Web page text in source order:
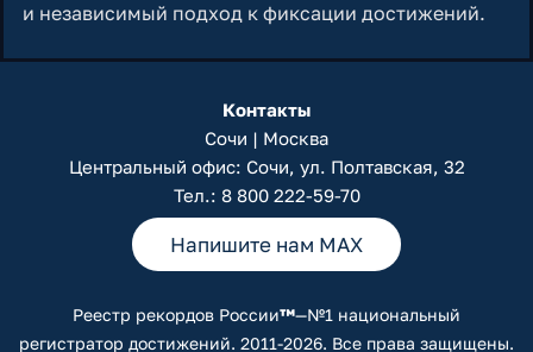
и независимый подход к фиксации достижений.
Контакты
Сочи | Москва
Центральный офис: Сочи, ул. Полтавская, 32
Тел.: 8 800 222-59-70
Напишите нам MAX
Реестр рекордов России™—№1 национальный
регистратор достижений. 2011-2026. Все права защищены.